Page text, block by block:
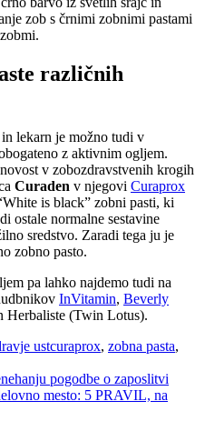
zob s črnimi zobnimi pastami
različnih
lekarn je možno tudi v
z aktivnim ogljem.
v zobozdravstvenih krogih
Curaden v njegovi Curaprox
is black” zobni pasti, ki
ostale normalne sestavine
sredstvo. Zaradi tega ju je
zobno pasto.
pa lahko najdemo tudi na
InVitamin, Beverly
Herbaliste (Twin Lotus).
ustOznake
curaprox, zobna pasta,
pogodbe o zaposlitvi
mesto: 5 PRAVIL, na